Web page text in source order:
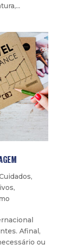
,
,
Afinal,
ou